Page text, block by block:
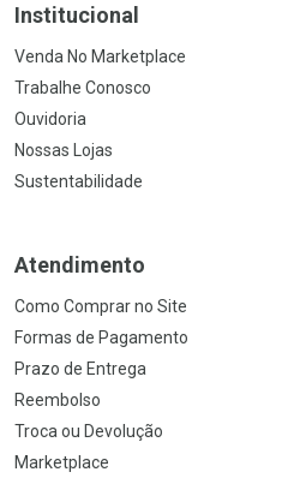
Institucional
Venda No Marketplace
Trabalhe Conosco
Ouvidoria
Nossas Lojas
Sustentabilidade
Atendimento
Como Comprar no Site
Formas de Pagamento
Prazo de Entrega
Reembolso
Troca ou Devolução
Marketplace